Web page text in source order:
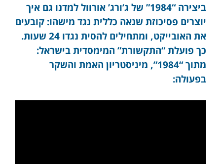
ביצירה “1984” של ג’ורג’ אורוול למדנו גם איך
יוצרים פסיכוזת שנאה כללית נגד מישהו: קובעים
את האובייקט, ומתחילים להסית נגדו 24 שעות.
כך פועלת “התקשורת” המימסדית בישראל:
מתוך “1984”, מיניסטריון האמת והשקר
בפעולה: